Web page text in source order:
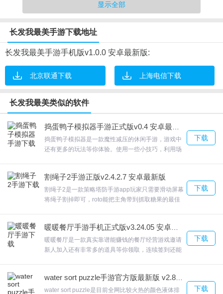
感，操作也是无比的复杂；
3.需要玩家跑酷来收集前方的道具和头发进行得分，头发越多辫子长
4.通过在关卡中的练习，可以让玩家学到更多的游戏技巧，更快的完
长发我最美游戏测评
1.。 。 查看更多>
神话!
3.魔性十足的趣味过程以及更多的战斗体验，去尽快的了解所有的操
4.新奇的房顶极限跑酷玩法，获得紧张刺激的极限挑战，你将以第一
人称的视角在各个楼顶上进行跑酷；
5.躲避前方变换不定的剪刀，完成躲避的操作，灵活的掌控跳跃，展
显示全部
长发我最美手游下载地址
长发我最美手游手机版v1.0.0 安卓最新版:
北京联通下载 上海电信下载
长发我最美类似的软件
捣蛋鸭子模拟器是一款魔性减压的休闲手游，游戏中
还有更多的玩法等你体验。使用一些小技巧，利用场
队配合的默契。欢迎来合众软件园下载体验。
下载
割绳子2手游正版v2.4.2.7 安卓最新版
割绳子2是一款策略塔防手游app玩家只需要滑动屏幕
将绳子割掉即可，roto能把主角带到抓取糖果的最佳
触碰它，它就会用各种可爱动作回应你，相当可爱。
欢迎来合众软件园下载体验。
下载
暖暖餐厅是一款真实靠谱能赚钱的餐厅经营游戏邀请
新人加入还有非常多的道具等你领取，连续签到还能
线玩一玩都会有很不错的收益，可以快速的兑换出来
哦!，欢迎来合众软件园下载体验。
下载
water sort puzzle是目前全网比较火热的颜色液体排
下载